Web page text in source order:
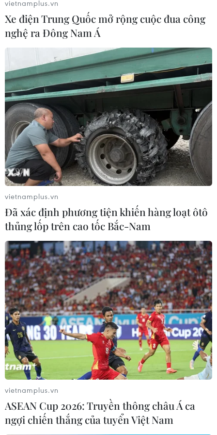
vietnamplus.vn
Xe điện Trung Quốc mở rộng cuộc đua công
nghệ ra Đông Nam Á
vietnamplus.vn
Đã xác định phương tiện khiến hàng loạt ôtô
thủng lốp trên cao tốc Bắc-Nam
vietnamplus.vn
ASEAN Cup 2026: Truyền thông châu Á ca
ngợi chiến thắng của tuyển Việt Nam